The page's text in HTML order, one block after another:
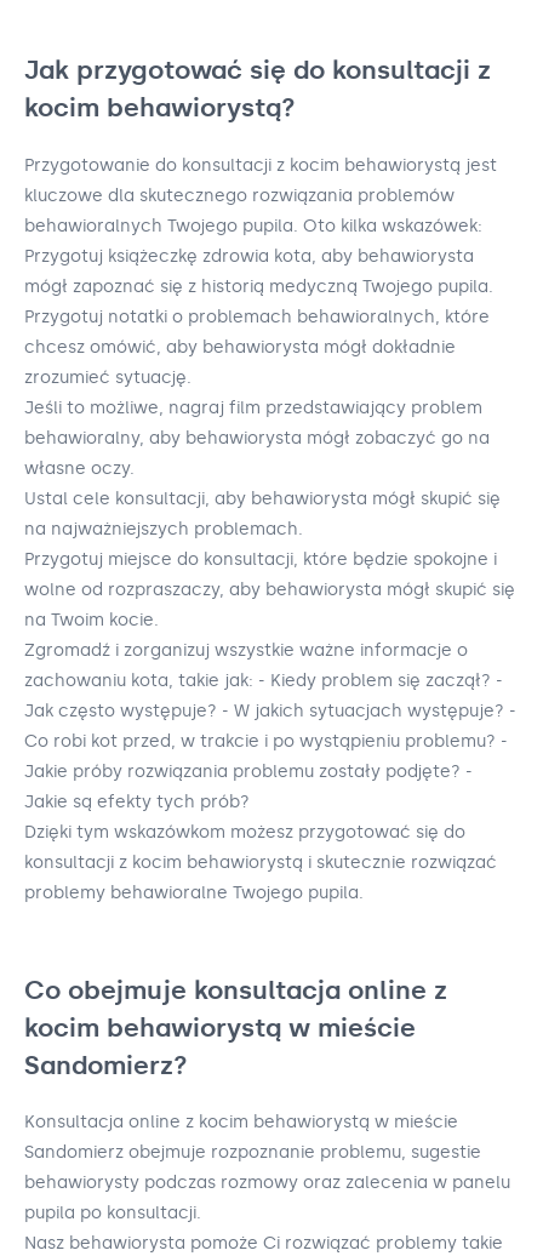
Jak przygotować się do konsultacji z
kocim behawiorystą?
Przygotowanie do konsultacji z kocim behawiorystą jest
kluczowe dla skutecznego rozwiązania problemów
behawioralnych Twojego pupila. Oto kilka wskazówek:
Przygotuj książeczkę zdrowia kota, aby behawiorysta
mógł zapoznać się z historią medyczną Twojego pupila.
Przygotuj notatki o problemach behawioralnych, które
chcesz omówić, aby behawiorysta mógł dokładnie
zrozumieć sytuację.
Jeśli to możliwe, nagraj film przedstawiający problem
behawioralny, aby behawiorysta mógł zobaczyć go na
własne oczy.
Ustal cele konsultacji, aby behawiorysta mógł skupić się
na najważniejszych problemach.
Przygotuj miejsce do konsultacji, które będzie spokojne i
wolne od rozpraszaczy, aby behawiorysta mógł skupić się
na Twoim kocie.
Zgromadź i zorganizuj wszystkie ważne informacje o
zachowaniu kota, takie jak: - Kiedy problem się zaczął? -
Jak często występuje? - W jakich sytuacjach występuje? -
Co robi kot przed, w trakcie i po wystąpieniu problemu? -
Jakie próby rozwiązania problemu zostały podjęte? -
Jakie są efekty tych prób?
Dzięki tym wskazówkom możesz przygotować się do
konsultacji z kocim behawiorystą i skutecznie rozwiązać
problemy behawioralne Twojego pupila.
Co obejmuje konsultacja online z
kocim behawiorystą w mieście
Sandomierz?
Konsultacja online z kocim behawiorystą w mieście
Sandomierz obejmuje rozpoznanie problemu, sugestie
behawiorysty podczas rozmowy oraz zalecenia w panelu
pupila po konsultacji.
Nasz behawiorysta pomoże Ci rozwiązać problemy takie